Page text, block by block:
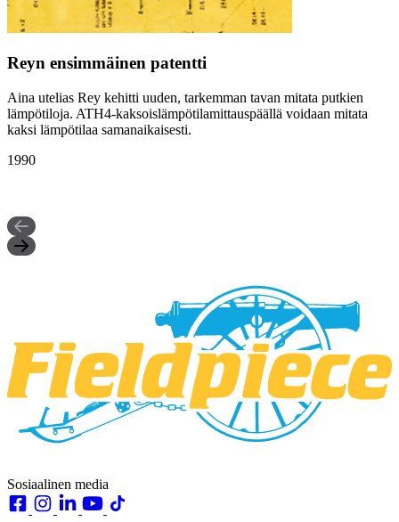
Reyn ensimmäinen patentti
Aina utelias Rey kehitti uuden, tarkemman tavan mitata putkien
lämpötiloja. ATH4-kaksoislämpötilamittauspäällä voidaan mitata
kaksi lämpötilaa samanaikaisesti.
1990
Sosiaalinen media